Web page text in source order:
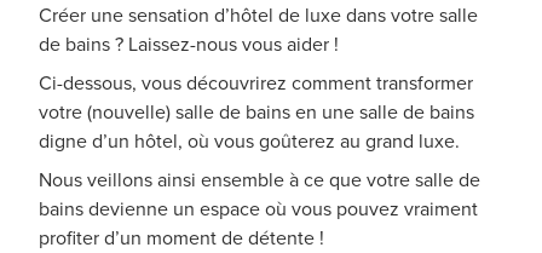
Créer une sensation d’hôtel de luxe dans votre salle
de bains ? Laissez-nous vous aider !
Ci-dessous, vous découvrirez comment transformer
votre (nouvelle) salle de bains en une salle de bains
digne d’un hôtel, où vous goûterez au grand luxe.
Nous veillons ainsi ensemble à ce que votre salle de
bains devienne un espace où vous pouvez vraiment
profiter d’un moment de détente !